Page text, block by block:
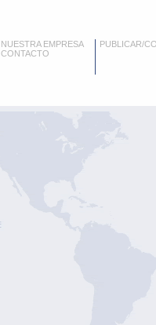
NUESTRA EMPRESA
CONTACTO
PUBLICAR/